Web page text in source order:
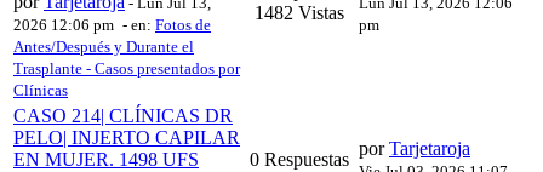
2026 12:06 pm - en: Fotos de
Antes/Después y Durante el
Trasplante - Casos presentados por
Clínicas
1482 Vistas
pm
CASO 214| CLÍNICAS DR
PELO| INJERTO CAPILAR
EN MUJER. 1498 UFS
0 Respuestas
porTarjetaroja